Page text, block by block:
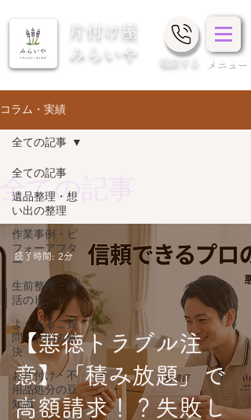
片付け屋
みらいや
​電話する メニュー
コラム・実績
全ての記事
遺品整理・想
い出の整理
作業事例・ビ
フォーアフタ
ー
生前整理・終
活のヒント
よくあるご質
問・お悩み解
決
お片付け・不
用品処分の豆
知識
全ての記事
全ての記事
【悪徳トラブル注
意】「積み放題」で
高額請求！？失敗し
読了時間: 2分